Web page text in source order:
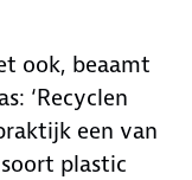
ook, beaamt
‘Recyclen
een van
plastic